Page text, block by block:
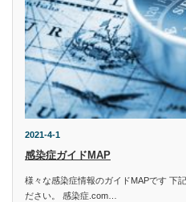
2021-4-1
感染症ガイドMAP
様々な感染症情報のガイドMAPです 下
ださい。 感染症.com…